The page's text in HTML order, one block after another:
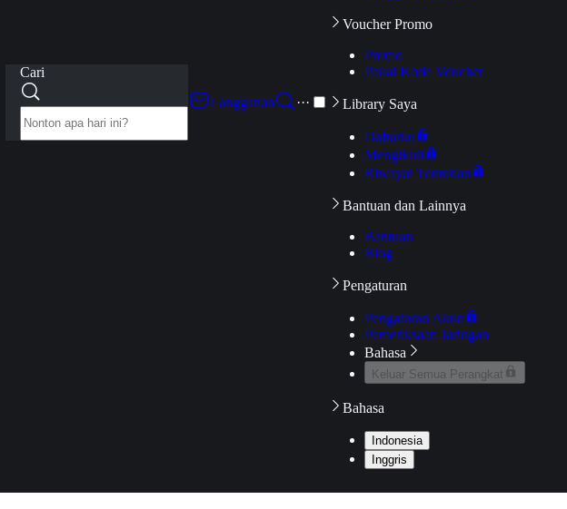
Cari
Langganan
···
Voucher Promo
Promo
Pakai Kode Voucher
Library Saya
Daftarku
Mengikuti
Riwayat Tontonan
Bantuan dan Lainnya
Bantuan
Blog
Pengaturan
Pengaturan Akun
Pemeriksaan Jaringan
Bahasa
Keluar Semua Perangkat
Bahasa
Indonesia
Inggris